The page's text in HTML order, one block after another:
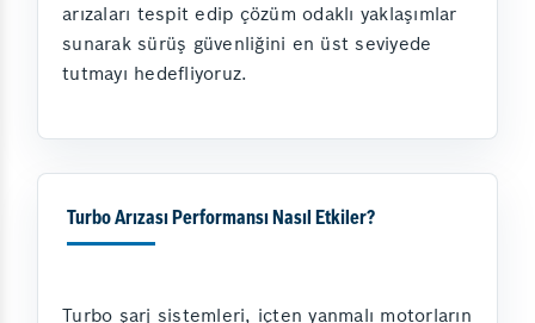
arızaları tespit edip çözüm odaklı yaklaşımlar
sunarak sürüş güvenliğini en üst seviyede
tutmayı hedefliyoruz.
Turbo Arızası Performansı Nasıl Etkiler?
Turbo şarj sistemleri, içten yanmalı motorların